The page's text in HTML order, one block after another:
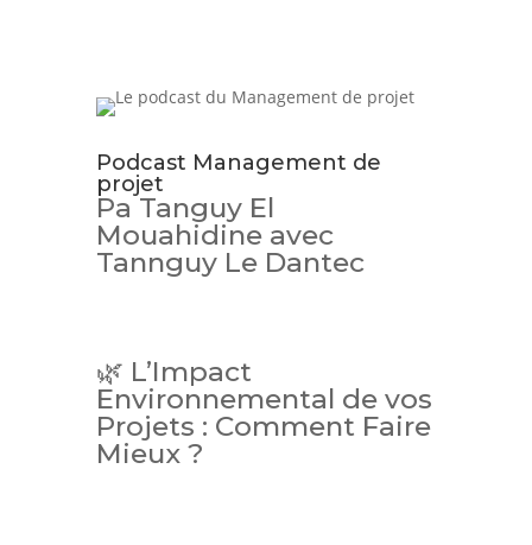
Podcast Management de
projet
Pa Tanguy El
Mouahidine avec
Tannguy Le Dantec
🌿 L’Impact
Environnemental de vos
Projets : Comment Faire
Mieux ?